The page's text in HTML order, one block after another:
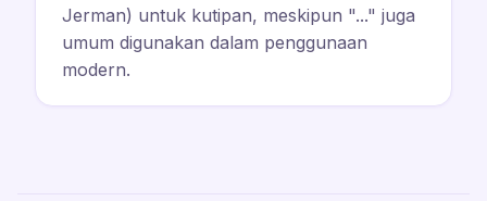
Jerman) untuk kutipan, meskipun "..." juga
umum digunakan dalam penggunaan
modern.